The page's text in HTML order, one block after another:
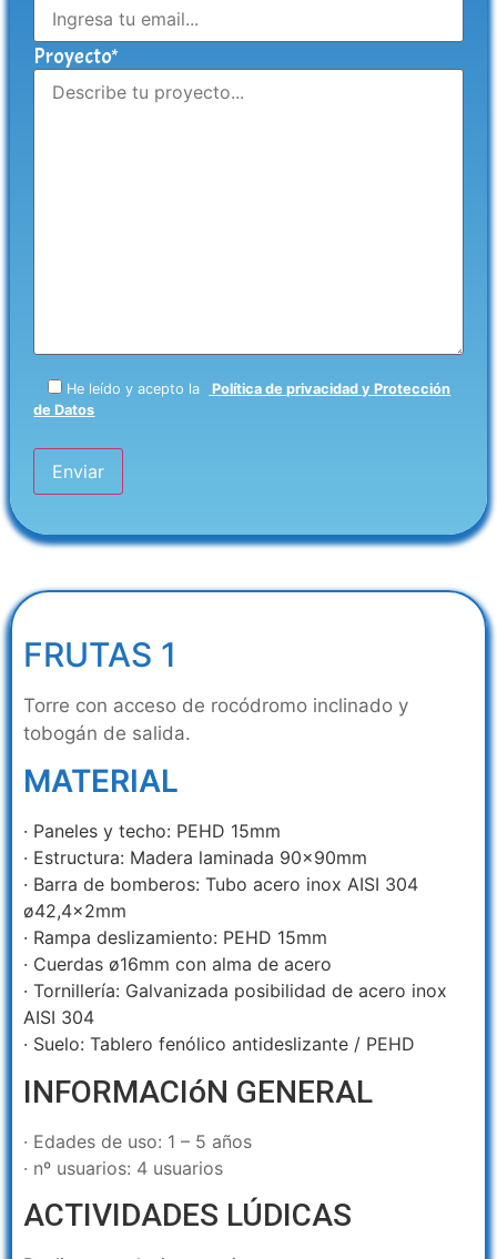
Proyecto*
He leído y acepto la
Política de privacidad y Protección
de Datos
FRUTAS 1
Torre con acceso de rocódromo inclinado y
tobogán de salida.
MATERIAL
· Paneles y techo: PEHD 15mm
· Estructura: Madera laminada 90x90mm
· Barra de bomberos: Tubo acero inox AISI 304
ø42,4x2mm
· Rampa deslizamiento: PEHD 15mm
· Cuerdas ø16mm con alma de acero
· Tornillería: Galvanizada posibilidad de acero inox
AISI 304
· Suelo: Tablero fenólico antideslizante / PEHD
INFORMACIóN GENERAL
· Edades de uso: 1 – 5 años
· nº usuarios: 4 usuarios
ACTIVIDADES LÚDICAS